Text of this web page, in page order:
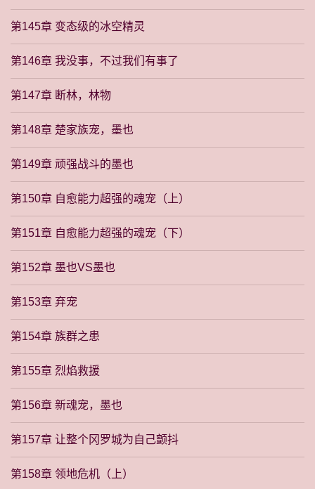
第145章 变态级的冰空精灵
第146章 我没事，不过我们有事了
第147章 断林，林物
第148章 楚家族宠，墨也
第149章 顽强战斗的墨也
第150章 自愈能力超强的魂宠（上）
第151章 自愈能力超强的魂宠（下）
第152章 墨也VS墨也
第153章 弃宠
第154章 族群之患
第155章 烈焰救援
第156章 新魂宠，墨也
第157章 让整个冈罗城为自己颤抖
第158章 领地危机（上）